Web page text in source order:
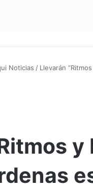
Noticias / Llevarán
y